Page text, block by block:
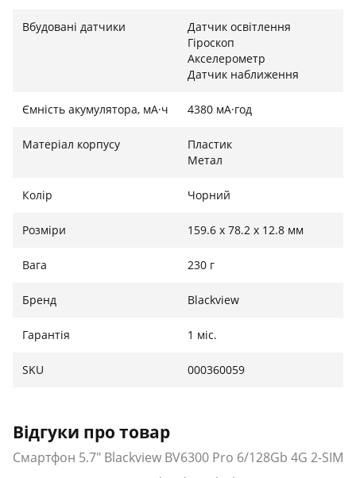
Вбудовані датчики
Датчик освітлення
Гіроскоп
Акселерометр
Датчик наближення
Ємність акумулятора, мА·ч 4380 мА·год
Матеріал корпусу
Пластик
Метал
Колір Чорний
Розміри 159.6 х 78.2 х 12.8 мм
Вага 230 г
Бренд Blackview
Гарантія 1 міс.
SKU 000360059
Відгуки про товар
Смартфон 5.7" Blackview BV6300 Pro 6/128Gb 4G 2-SIM